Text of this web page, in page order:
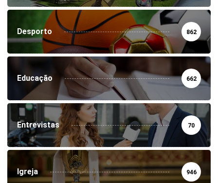
Desporto 862
Educação 662
Entrevistas 70
Igreja 946